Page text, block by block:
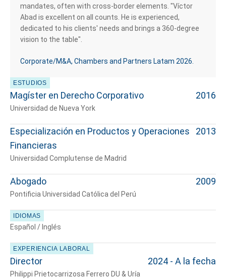
mandates, often with cross-border elements. "Víctor
Abad is excellent on all counts. He is experienced,
dedicated to his clients' needs and brings a 360-degree
vision to the table".
Corporate/M&A, Chambers and Partners Latam 2026.
ESTUDIOS
Magíster en Derecho Corporativo
Universidad de Nueva York
2016
Especialización en Productos y Operaciones
Financieras
Universidad Complutense de Madrid
2013
Abogado
Pontificia Universidad Católica del Perú
2009
IDIOMAS
Español / Inglés
EXPERIENCIA LABORAL
Director
Philippi Prietocarrizosa Ferrero DU & Uría
2024 - A la fecha